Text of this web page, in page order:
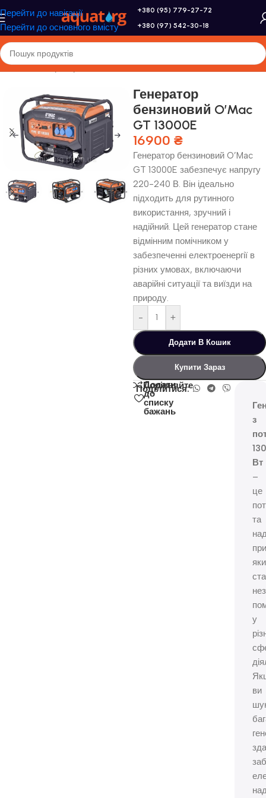
Перейти до навігації
Перейти до основного вмісту
+380 (95) 779-27-72
+380 (97) 542-30-18
Головна/Генератори
Генератор
бензиновий O’Mac
GT 13000E
16900 ₴
Генератор бензиновий O’Mac
GT 13000E забезпечує напругу
220-240 В. Він ідеально
підходить для рутинного
використання, зручний і
надійний. Цей генератор стане
відмінним помічником у
забезпеченні електроенергії в
різних умовах, включаючи
аварійні ситуації та виїзди на
природу.
-
+
Додати В Кошик
Купити Зараз
Порівняйте
Додати
до
списку
бажань
Поділитися:
з
Вт
–
це
та
у
ви